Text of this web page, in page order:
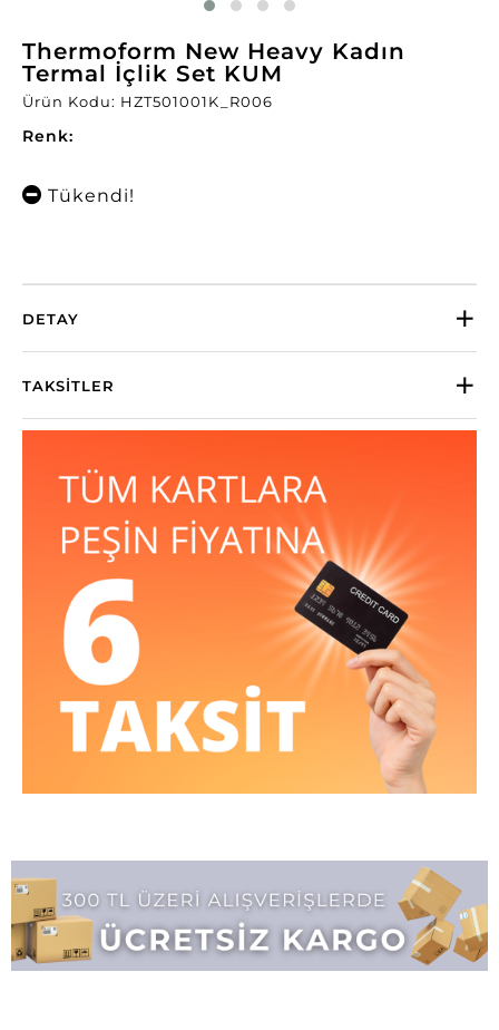
Thermoform New Heavy Kadın
Termal İçlik Set KUM
Ürün Kodu: HZT501001K_R006
Renk:
Tükendi!
DETAY
TAKSITLER